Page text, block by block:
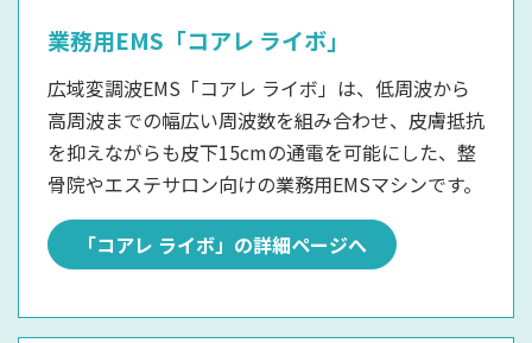
業務用EMS「コアレ ライボ」
広域変調波EMS「コアレ ライボ」は、低周波から
高周波までの幅広い周波数を組み合わせ、皮膚抵抗
を抑えながらも皮下15cmの通電を可能にした、整
骨院やエステサロン向けの業務用EMSマシンです。
「コアレ ライボ」の詳細ページへ